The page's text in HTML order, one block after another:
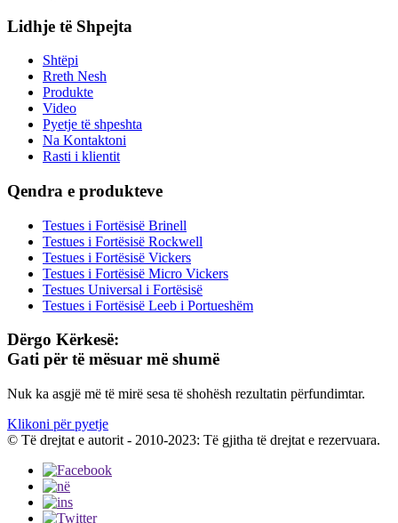
Lidhje të Shpejta
Shtëpi
Rreth Nesh
Produkte
Video
Pyetje të shpeshta
Na Kontaktoni
Rasti i klientit
Qendra e produkteve
Testues i Fortësisë Brinell
Testues i Fortësisë Rockwell
Testues i Fortësisë Vickers
Testues i Fortësisë Micro Vickers
Testues Universal i Fortësisë
Testues i Fortësisë Leeb i Portueshëm
Dërgo Kërkesë:
Gati për të mësuar më shumë
Nuk ka asgjë më të mirë sesa të shohësh rezultatin përfundimtar.
Klikoni për pyetje
© Të drejtat e autorit - 2010-2023: Të gjitha të drejtat e rezervuara.